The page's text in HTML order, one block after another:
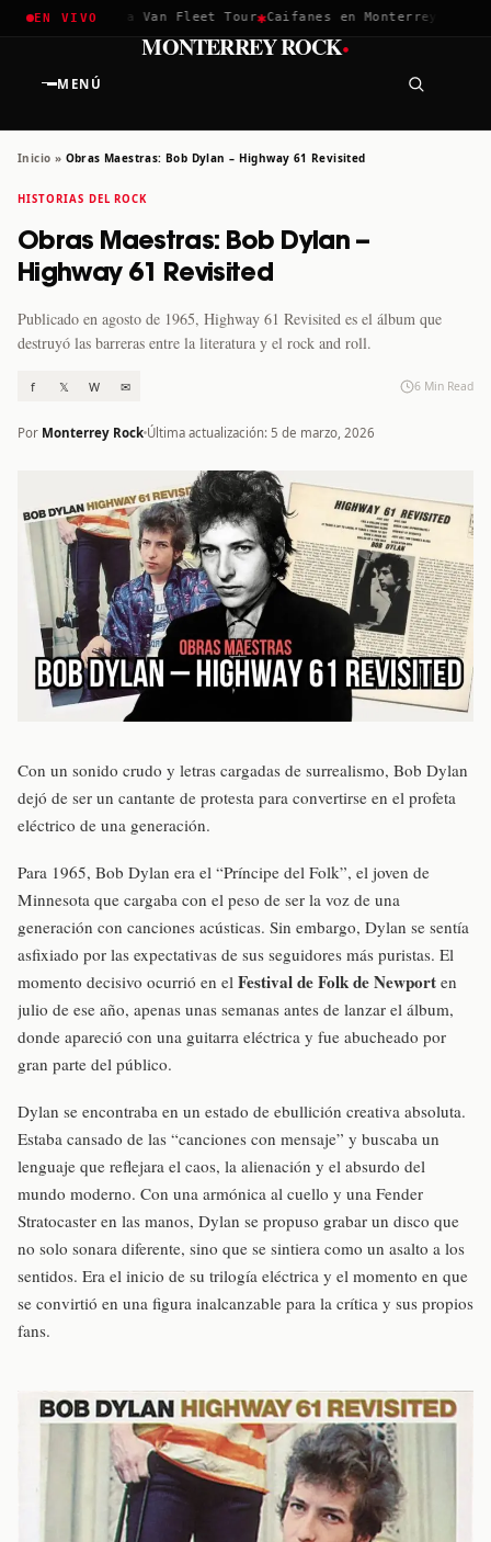
EN VIVO
2026 Greta Van Fleet Tour ✱Caifanes en Monterrey · 12 Dic
MENÚ
MONTERREY ROCK·
Inicio » Obras Maestras: Bob Dylan – Highway 61 Revisited
HISTORIAS DEL ROCK
Obras Maestras: Bob Dylan –
Highway 61 Revisited
Publicado en agosto de 1965, Highway 61 Revisited es el álbum que
destruyó las barreras entre la literatura y el rock and roll.
f 𝕏 W ✉ 6 Min Read
Por Monterrey Rock Última actualización: 5 de marzo, 2026
Con un sonido crudo y letras cargadas de surrealismo, Bob Dylan
dejó de ser un cantante de protesta para convertirse en el profeta
eléctrico de una generación.
Para 1965, Bob Dylan era el “Príncipe del Folk”, el joven de
Minnesota que cargaba con el peso de ser la voz de una
generación con canciones acústicas. Sin embargo, Dylan se sentía
asfixiado por las expectativas de sus seguidores más puristas. El
momento decisivo ocurrió en el Festival de Folk de Newport en
julio de ese año, apenas unas semanas antes de lanzar el álbum,
donde apareció con una guitarra eléctrica y fue abucheado por
gran parte del público.
Dylan se encontraba en un estado de ebullición creativa absoluta.
Estaba cansado de las “canciones con mensaje” y buscaba un
lenguaje que reflejara el caos, la alienación y el absurdo del
mundo moderno. Con una armónica al cuello y una Fender
Stratocaster en las manos, Dylan se propuso grabar un disco que
no solo sonara diferente, sino que se sintiera como un asalto a los
sentidos. Era el inicio de su trilogía eléctrica y el momento en que
se convirtió en una figura inalcanzable para la crítica y sus propios
fans.